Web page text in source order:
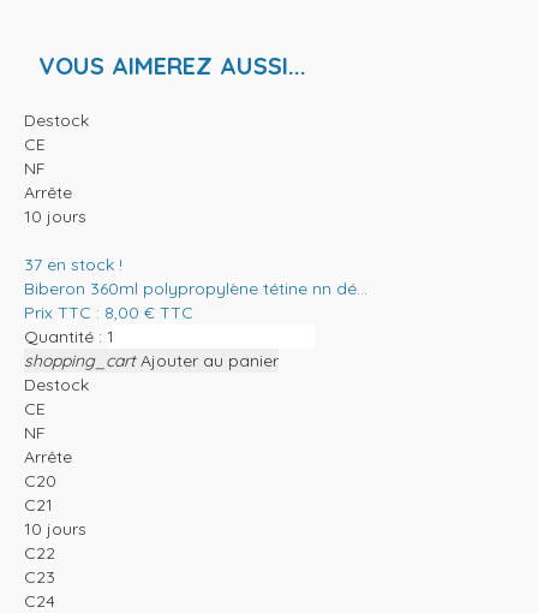
VOUS AIMEREZ AUSSI...
Destock
CE
NF
Arrête
10 jours
37 en stock !
Biberon 360ml polypropylène tétine nn dé...
Prix TTC : 8,00 € TTC
Quantité :
shopping_cart Ajouter au panier
Destock
CE
NF
Arrête
C20
C21
10 jours
C22
C23
C24